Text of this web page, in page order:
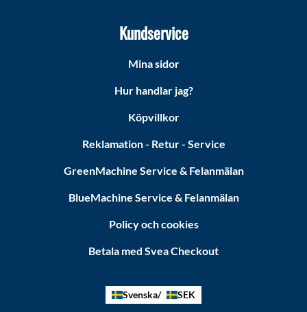
Kundservice
Mina sidor
Hur handlar jag?
Köpvillkor
Reklamation - Retur - Service
GreenMachine Service & Felanmälan
BlueMachine Service & Felanmälan
Policy och cookies
Betala med Svea Checkout
Svenska SEK